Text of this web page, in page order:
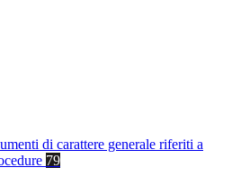
di carattere generale riferiti a
79